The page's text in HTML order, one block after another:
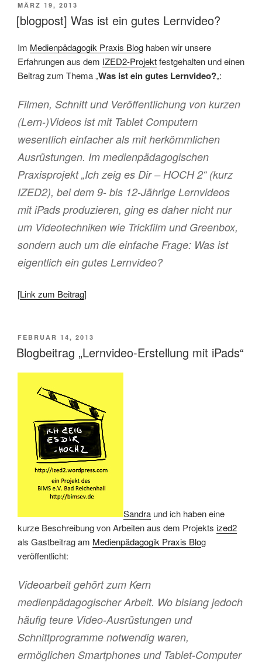
VERÖFFENTLICHT
AM
MÄRZ 19, 2013
[blogpost] Was ist ein gutes Lernvideo?
Im Medienpädagogik Praxis Blog haben wir unsere
Erfahrungen aus dem IZED2-Projektfestgehalten und einen
Beitrag zum Thema „Was ist ein gutes Lernvideo?„:
Filmen, Schnitt und Veröffentlichung von kurzen
(Lern-)Videos ist mit Tablet Computern
wesentlich einfacher als mit herkömmlichen
Ausrüstungen. Im medienpädagogischen
Praxisprojekt „Ich zeig es Dir – HOCH 2“ (kurz
IZED2), bei dem 9- bis 12-Jährige Lernvideos
mit iPads produzieren, ging es daher nicht nur
um Videotechniken wie Trickfilm und Greenbox,
sondern auch um die einfache Frage: Was ist
eigentlich ein gutes Lernvideo?
[Link zum Beitrag]
VERÖFFENTLICHT
AM
FEBRUAR 14, 2013
Blogbeitrag „Lernvideo-Erstellung mit iPads“
Sandra und ich haben eine
kurze Beschreibung von Arbeiten aus dem Projekts ized2
als Gastbeitrag am Medienpädagogik Praxis Blog
veröffentlicht:
Videoarbeit gehört zum Kern
medienpädagogischer Arbeit. Wo bislang jedoch
häufig teure Video-Ausrüstungen und
Schnittprogramme notwendig waren,
ermöglichen Smartphones und Tablet-Computer